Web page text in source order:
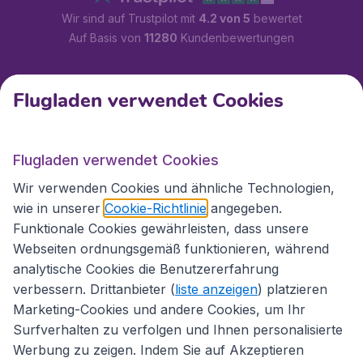
Wir sind auf Trustpilot mit 4.2 von 5 bewertet
Auf Basis von 11280 Kundenbewertungen
Kundenservice
Flugladen.at
Internationale Webseiten
Flugladen verwendet Cookies
Flugladen verwendet Cookies
Wir verwenden Cookies und ähnliche Technologien,
wie in unserer Cookie-Richtlinie angegeben.
Funktionale Cookies gewährleisten, dass unsere
Webseiten ordnungsgemäß funktionieren, während
analytische Cookies die Benutzererfahrung
verbessern. Drittanbieter (liste anzeigen) platzieren
Marketing-Cookies und andere Cookies, um Ihr
Surfverhalten zu verfolgen und Ihnen personalisierte
Werbung zu zeigen. Indem Sie auf Akzeptieren